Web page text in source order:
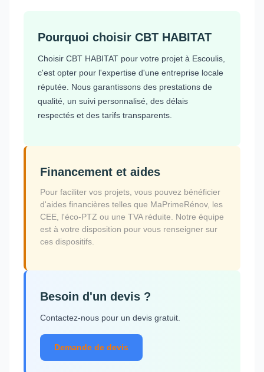
Pourquoi choisir CBT HABITAT
Choisir CBT HABITAT pour votre projet à Escoulis,
c'est opter pour l'expertise d'une entreprise locale
réputée. Nous garantissons des prestations de
qualité, un suivi personnalisé, des délais
respectés et des tarifs transparents.
Financement et aides
Pour faciliter vos projets, vous pouvez bénéficier
d'aides financières telles que MaPrimeRénov, les
CEE, l'éco-PTZ ou une TVA réduite. Notre équipe
est à votre disposition pour vous renseigner sur
ces dispositifs.
Besoin d'un devis ?
Contactez-nous pour un devis gratuit.
Demande de devis